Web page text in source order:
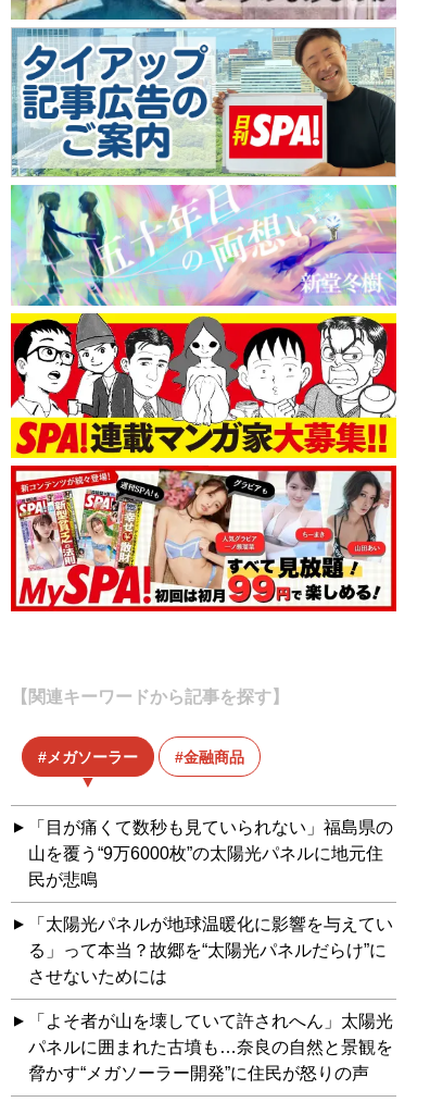
【関連キーワードから記事を探す】
メガソーラー 金融商品
「目が痛くて数秒も見ていられない」福島県の
山を覆う“9万6000枚”の太陽光パネルに地元住
民が悲鳴
「太陽光パネルが地球温暖化に影響を与えてい
る」って本当？故郷を“太陽光パネルだらけ”に
させないためには
「よそ者が山を壊していて許されへん」太陽光
パネルに囲まれた古墳も…奈良の自然と景観を
脅かす“メガソーラー開発”に住民が怒りの声